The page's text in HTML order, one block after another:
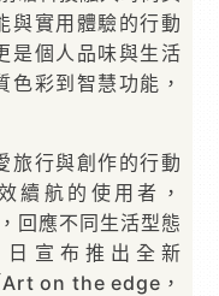
與實用體驗的行動
是個人品味與生活
色彩到智慧功能，
旅行與創作的行動
續航的使用者，
回應不同生活型態
宣布推出全新
on the edge，